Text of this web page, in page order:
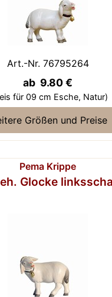
Art.-Nr. 76795264
ab 9.80 €
für 09 cm Esche, Natur)
Größen und Preise
Pema Krippe
Glocke